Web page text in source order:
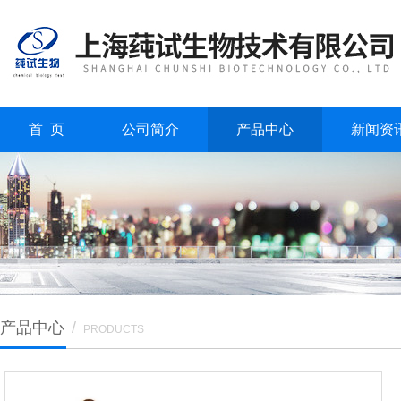
首 页 公司简介 产品中心 新闻资
产品中心 / PRODUCTS